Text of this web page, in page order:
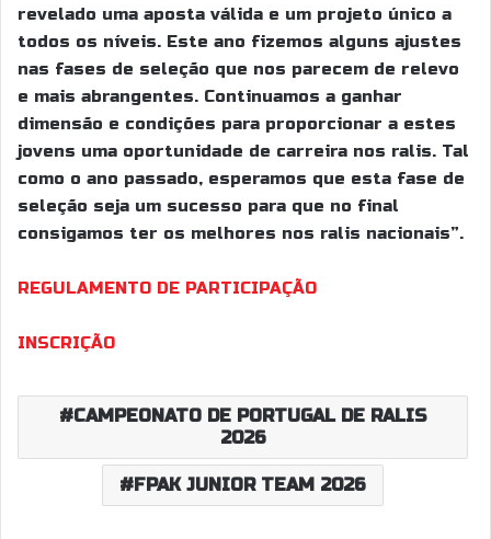
revelado uma aposta válida e um projeto único a
todos os níveis. Este ano fizemos alguns ajustes
nas fases de seleção que nos parecem de relevo
e mais abrangentes. Continuamos a ganhar
dimensão e condições para proporcionar a estes
jovens uma oportunidade de carreira nos ralis. Tal
como o ano passado, esperamos que esta fase de
seleção seja um sucesso para que no final
consigamos ter os melhores nos ralis nacionais”.
REGULAMENTO DE PARTICIPAÇÃO
INSCRIÇÃO
CAMPEONATO DE PORTUGAL DE RALIS
2026
FPAK JUNIOR TEAM 2026